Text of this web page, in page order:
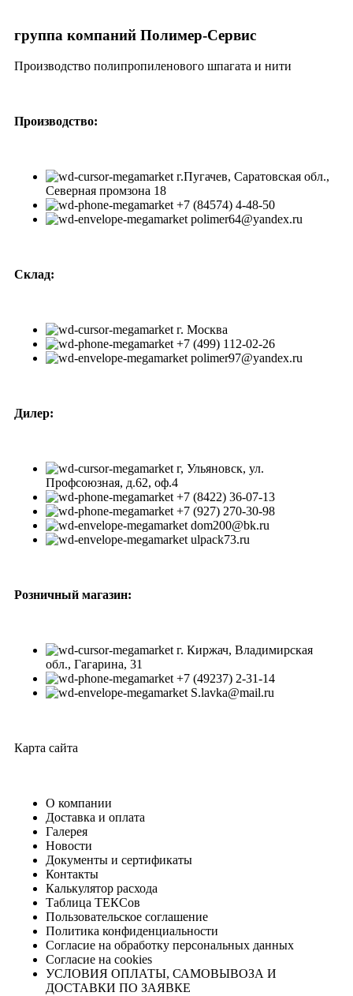
группа компаний Полимер-Сервис
Производство полипропиленового шпагата и нити
Производство:
г.Пугачев, Саратовская обл.,
Северная промзона 18
+7 (84574) 4-48-50
polimer64@yandex.ru
Склад:
г. Москва
+7 (499) 112-02-26
polimer97@yandex.ru
Дилер:
г, Ульяновск, ул.
Профсоюзная, д.62, оф.4
+7 (8422) 36-07-13
+7 (927) 270-30-98
dom200@bk.ru
ulpack73.ru
Розничный магазин:
г. Киржач, Владимирская
обл., Гагарина, 31
+7 (49237) 2-31-14
S.lavka@mail.ru
Карта сайта
О компании
Доставка и оплата
Галерея
Новости
Документы и сертификаты
Контакты
Калькулятор расхода
Таблица ТЕКСов
Пользовательское соглашение
Политика конфиденциальности
Согласие на обработку персональных данных
Согласие на cookies
УСЛОВИЯ ОПЛАТЫ, САМОВЫВОЗА И
ДОСТАВКИ ПО ЗАЯВКЕ